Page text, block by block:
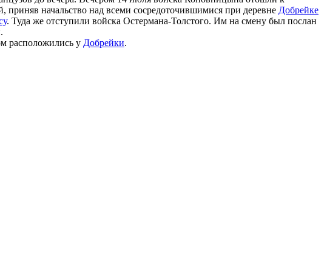
приняв начальство над всеми сосредоточившимися при деревне Добрейке
. Туда же отступили войска Остермана-Толстого. Им на смену был послан
расположились у Добрейки.